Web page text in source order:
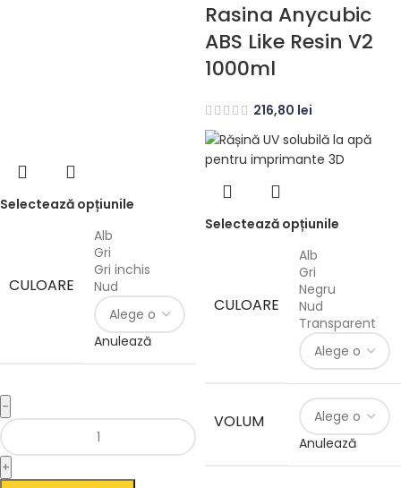
Rasina Anycubic
ABS Like Resin V2
1000ml
216,80 lei
Selectează opțiunile
CULOARE
Alb
Gri
Gri inchis
Nud
Anulează
-
+
Selectează opțiunile
CULOARE
Alb
Gri
Negru
Nud
Transparent
VOLUM
Anulează